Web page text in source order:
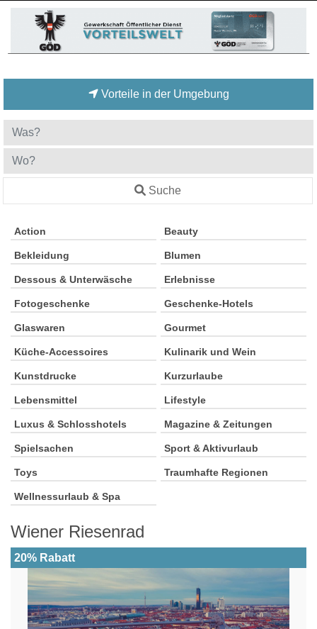
Vorteile in der Umgebung
Suche
Action Beauty
Bekleidung Blumen
Dessous & Unterwäsche Erlebnisse
Fotogeschenke Geschenke-Hotels
Glaswaren Gourmet
Küche-Accessoires Kulinarik und Wein
Kunstdrucke Kurzurlaube
Lebensmittel Lifestyle
Luxus & Schlosshotels Magazine & Zeitungen
Spielsachen Sport & Aktivurlaub
Toys Traumhafte Regionen
Wellnessurlaub & Spa
Wiener Riesenrad
20% Rabatt